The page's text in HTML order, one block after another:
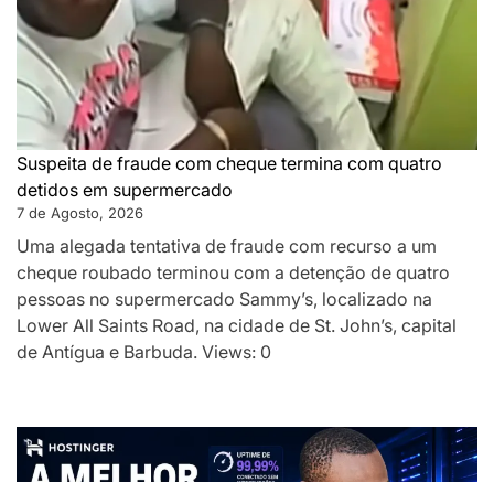
Suspeita de fraude com cheque termina com quatro
detidos em supermercado
7 de Agosto, 2026
Uma alegada tentativa de fraude com recurso a um
cheque roubado terminou com a detenção de quatro
pessoas no supermercado Sammy’s, localizado na
Lower All Saints Road, na cidade de St. John’s, capital
de Antígua e Barbuda. Views: 0